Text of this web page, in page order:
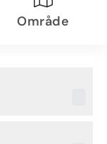
Område